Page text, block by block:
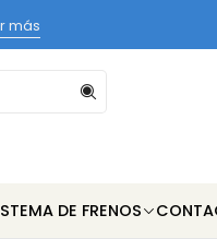
DE FRENOS
más